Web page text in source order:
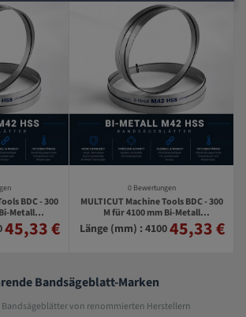
BDC - 300
Metall
45,33 €
0 Bewertungen
MULTICUT Machine Tools BDC - 300
M für 4100 mm Bi-Metall
Bandsägeblätter
Länge (mm) : 410045,33 €
Bandsägeblatt-Marken
von renommierten Herstellern